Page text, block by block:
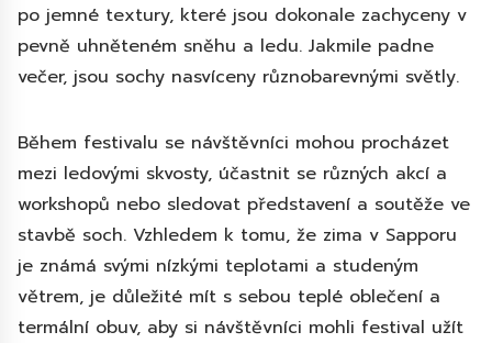
po jemné textury, které jsou dokonale zachyceny v
pevně uhněteném sněhu a ledu. Jakmile padne
večer, jsou sochy nasvíceny různobarevnými světly.
Během festivalu se návštěvníci mohou procházet
mezi ledovými skvosty, účastnit se různých akcí a
workshopů nebo sledovat představení a soutěže ve
stavbě soch. Vzhledem k tomu, že zima v Sapporu
je známá svými nízkými teplotami a studeným
větrem, je důležité mít s sebou teplé oblečení a
termální obuv, aby si návštěvníci mohli festival užít